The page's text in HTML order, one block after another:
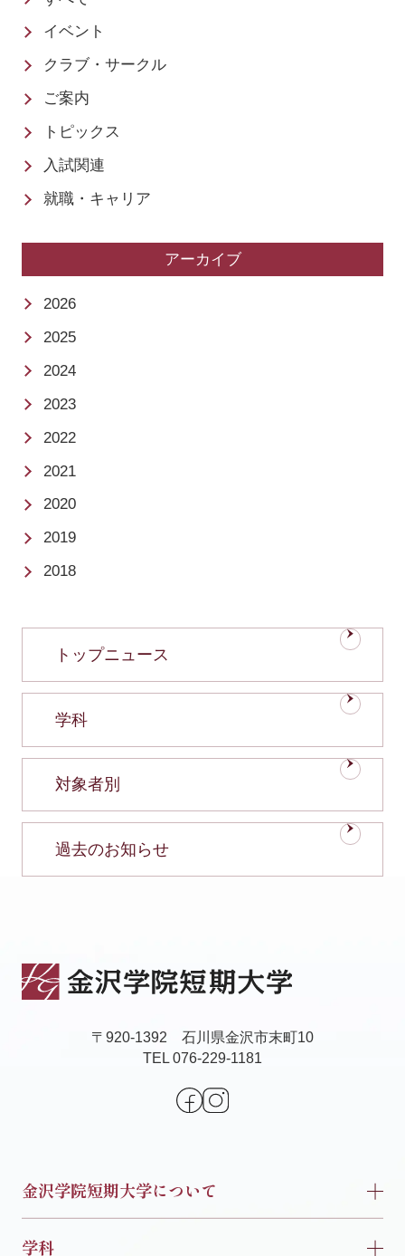
イベント
クラブ・サークル
ご案内
トピックス
入試関連
就職・キャリア
アーカイブ
2026
2025
2024
2023
2022
2021
2020
2019
2018
トップニュース
学科
対象者別
過去のお知らせ
〒920-1392 石川県金沢市末町10
TEL 076-229-1181
金沢学院短期大学について
学科